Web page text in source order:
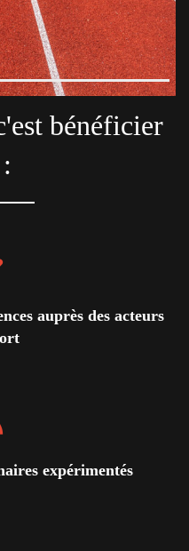
un événement
bénéficier
auprès des acteurs
expérimentés